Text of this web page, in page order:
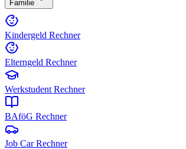
Familie
Kindergeld Rechner
Elterngeld Rechner
Werkstudent Rechner
BAföG Rechner
Job Car Rechner